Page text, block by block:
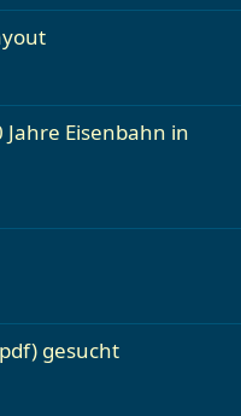
Eisenbahn in
gesucht